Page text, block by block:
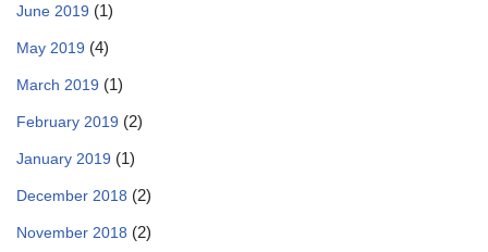
June 2019 (1)
May 2019 (4)
March 2019 (1)
February 2019 (2)
January 2019 (1)
December 2018 (2)
November 2018 (2)